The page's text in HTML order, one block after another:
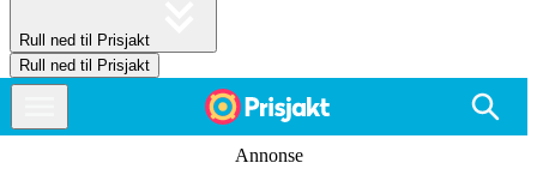
Rull ned til Prisjakt
Rull ned til Prisjakt
Annonse